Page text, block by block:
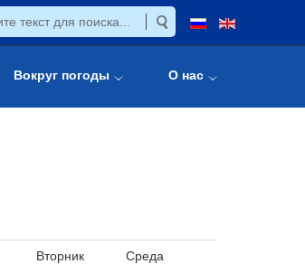
Вокруг погоды О нас
Вторник
Среда